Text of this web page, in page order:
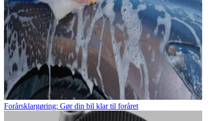
Forårsklargøring: Gør din bil klar til foråret